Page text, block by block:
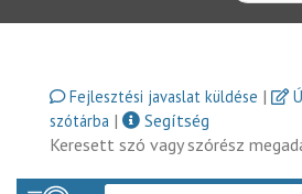
Fejlesztési javaslat küldése |
szótárba |
Segítség
Keresett szó vagy szórész